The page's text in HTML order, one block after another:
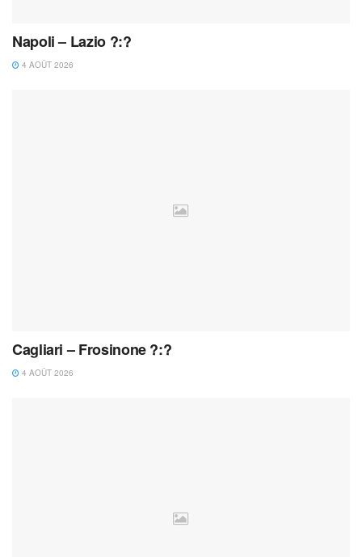
Napoli – Lazio ?:?
4 AOÛT 2026
Cagliari – Frosinone ?:?
4 AOÛT 2026